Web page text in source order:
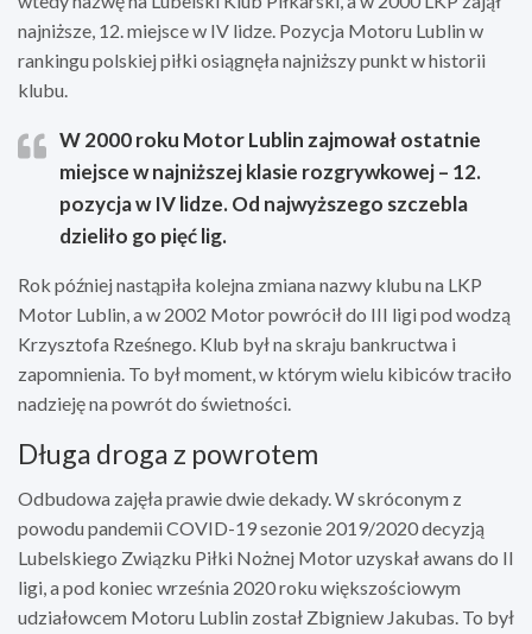
najniższe, 12. miejsce w IV lidze. Pozycja Motoru Lublin w
rankingu polskiej piłki osiągnęła najniższy punkt w historii
klubu.
W 2000 roku Motor Lublin zajmował ostatnie
miejsce w najniższej klasie rozgrywkowej – 12.
pozycja w IV lidze. Od najwyższego szczebla
dzieliło go pięć lig.
Rok później nastąpiła kolejna zmiana nazwy klubu na LKP
Motor Lublin, a w 2002 Motor powrócił do III ligi pod wodzą
Krzysztofa Rześnego. Klub był na skraju bankructwa i
zapomnienia. To był moment, w którym wielu kibiców traciło
nadzieję na powrót do świetności.
Długa droga z powrotem
Odbudowa zajęła prawie dwie dekady. W skróconym z
powodu pandemii COVID-19 sezonie 2019/2020 decyzją
Lubelskiego Związku Piłki Nożnej Motor uzyskał awans do II
ligi, a pod koniec września 2020 roku większościowym
udziałowcem Motoru Lublin został Zbigniew Jakubas. To był